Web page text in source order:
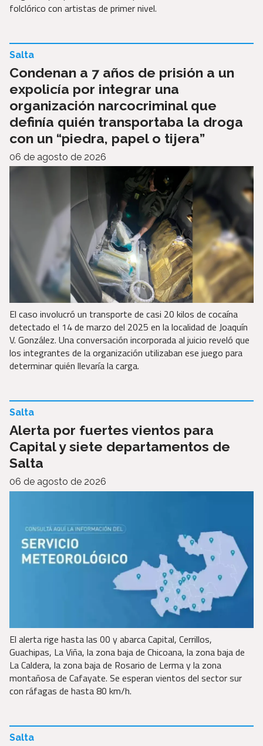
folclórico con artistas de primer nivel.
Condenan a 7 años de prisión a un
expolicía por integrar una
organización narcocriminal que
definía quién transportaba la droga
con un “piedra, papel o tijera”
Salta
06 de agosto de 2026
El caso involucró un transporte de casi 20 kilos de cocaína
detectado el 14 de marzo del 2025 en la localidad de Joaquín
V. González. Una conversación incorporada al juicio reveló que
los integrantes de la organización utilizaban ese juego para
determinar quién llevaría la carga.
Alerta por fuertes vientos para
Capital y siete departamentos de
Salta
Salta
06 de agosto de 2026
El alerta rige hasta las 00 y abarca Capital, Cerrillos,
Guachipas, La Viña, la zona baja de Chicoana, la zona baja de
La Caldera, la zona baja de Rosario de Lerma y la zona
montañosa de Cafayate. Se esperan vientos del sector sur
con ráfagas de hasta 80 km/h.
Salta